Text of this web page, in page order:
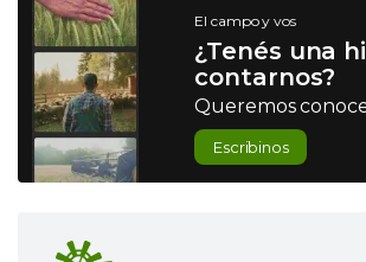
El campo y vos
¿Tenés una
contarnos?
Queremos
Escribinos